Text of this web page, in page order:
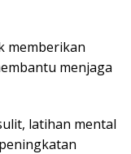
memberikan
menjaga
latihan mental